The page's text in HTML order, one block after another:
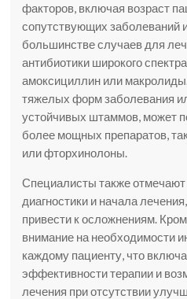
факторов, включая возраст
сопутствующих заболеваний
большинстве случаев для
антибиотики широкого
амоксициллин или
тяжелых форм заболевания
устойчивых штаммов, может
более мощных препаратов,
или фторхинолоны.
Специалисты также
диагностики и начала
привести к осложнениям.
внимание на необходимости
каждому пациенту, что
эффективности терапии и
лечения при отсутствии